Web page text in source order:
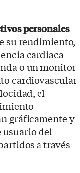
personales
su rendimiento,
cardiaca
o un monitor
cardiovascular
el
gráficamente y
usuario del
a través